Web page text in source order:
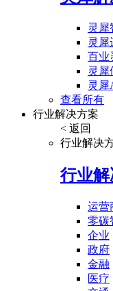
灵犀
灵犀
百业
灵犀
灵
查看所有
行业解决方案
< 返回
行业解决
行业
运营
零碳
企业
政府
金融
医疗